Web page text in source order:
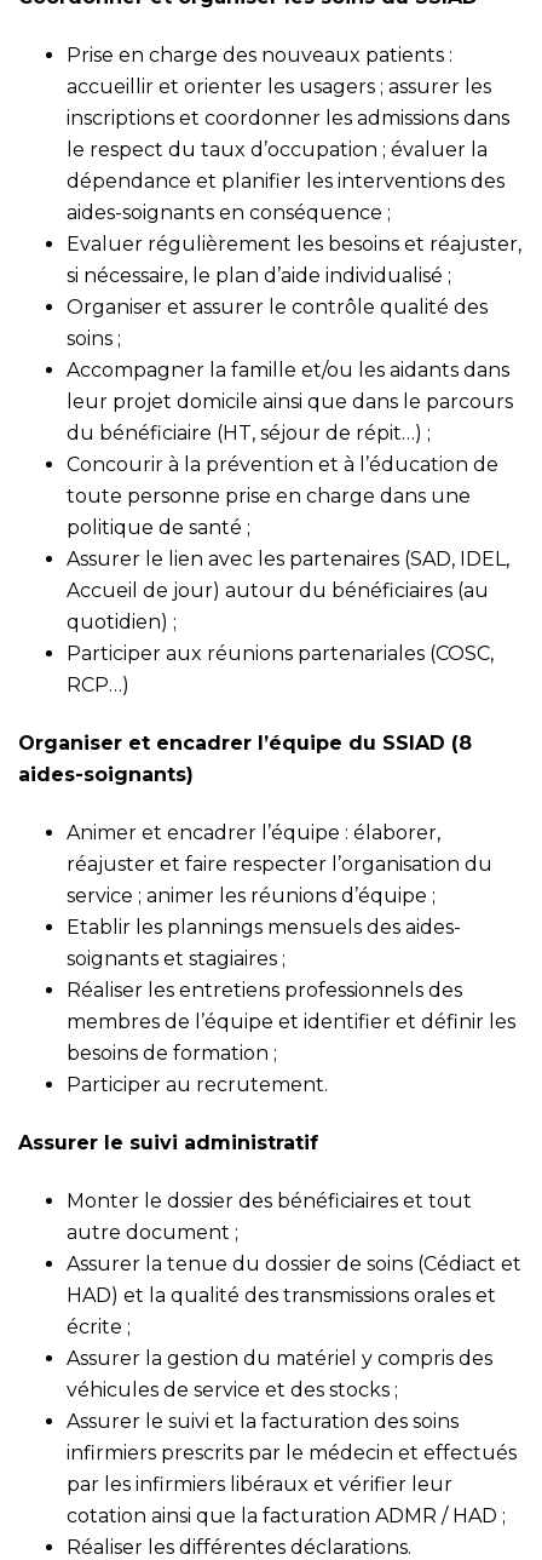
Prise en charge des nouveaux patients :
accueillir et orienter les usagers ; assurer les
inscriptions et coordonner les admissions dans
le respect du taux d’occupation ; évaluer la
dépendance et planifier les interventions des
aides-soignants en conséquence ;
Evaluer régulièrement les besoins et réajuster,
si nécessaire, le plan d’aide individualisé ;
Organiser et assurer le contrôle qualité des
soins ;
Accompagner la famille et/ou les aidants dans
leur projet domicile ainsi que dans le parcours
du bénéficiaire (HT, séjour de répit…) ;
Concourir à la prévention et à l’éducation de
toute personne prise en charge dans une
politique de santé ;
Assurer le lien avec les partenaires (SAD, IDEL,
Accueil de jour) autour du bénéficiaires (au
quotidien) ;
Participer aux réunions partenariales (COSC,
RCP…)
Organiser et encadrer l’équipe du SSIAD (8
aides-soignants)
Animer et encadrer l’équipe : élaborer,
réajuster et faire respecter l’organisation du
service ; animer les réunions d’équipe ;
Etablir les plannings mensuels des aides-
soignants et stagiaires ;
Réaliser les entretiens professionnels des
membres de l’équipe et identifier et définir les
besoins de formation ;
Participer au recrutement.
Assurer le suivi administratif
Monter le dossier des bénéficiaires et tout
autre document ;
Assurer la tenue du dossier de soins (Cédiact et
HAD) et la qualité des transmissions orales et
écrite ;
Assurer la gestion du matériel y compris des
véhicules de service et des stocks ;
Assurer le suivi et la facturation des soins
infirmiers prescrits par le médecin et effectués
par les infirmiers libéraux et vérifier leur
cotation ainsi que la facturation ADMR / HAD ;
Réaliser les différentes déclarations.